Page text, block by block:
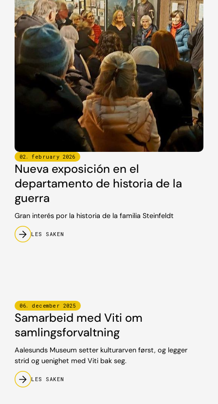
02. february 2026
Nueva exposición en el
departamento de historia de la
guerra
Gran interés por la historia de la familia Steinfeldt
LES SAKEN
06. december 2025
Samarbeid med Viti om
samlingsforvaltning
Aalesunds Museum setter kulturarven først, og legger
strid og uenighet med Viti bak seg.
LES SAKEN